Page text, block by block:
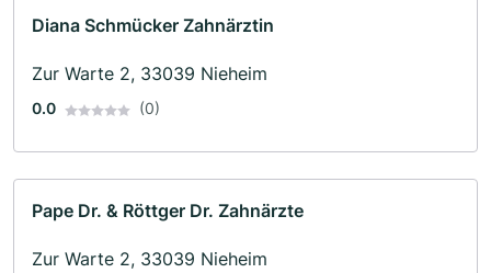
Diana Schmücker Zahnärztin
Zur Warte 2, 33039 Nieheim
0.0 (0)
Pape Dr. & Röttger Dr. Zahnärzte
Zur Warte 2, 33039 Nieheim